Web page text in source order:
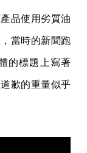
品使用劣質油
當時的新聞跑
的標題上寫著
歉的重量似乎